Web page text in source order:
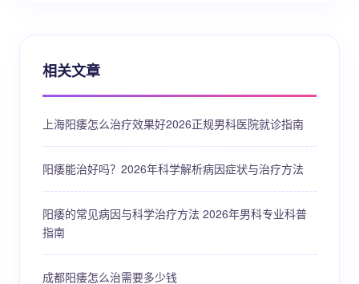
相关文章
上海阳痿怎么治疗效果好2026正规男科医院就诊指南
阳痿能治好吗？2026年科学解析病因症状与治疗方法
阳痿的常见病因与科学治疗方法 2026年男科专业科普
指南
成都阳痿怎么治需要多少钱